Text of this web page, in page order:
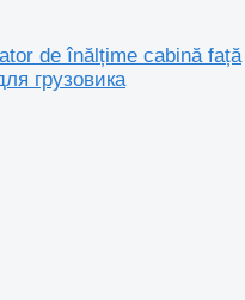
de înălțime cabină față
грузовика